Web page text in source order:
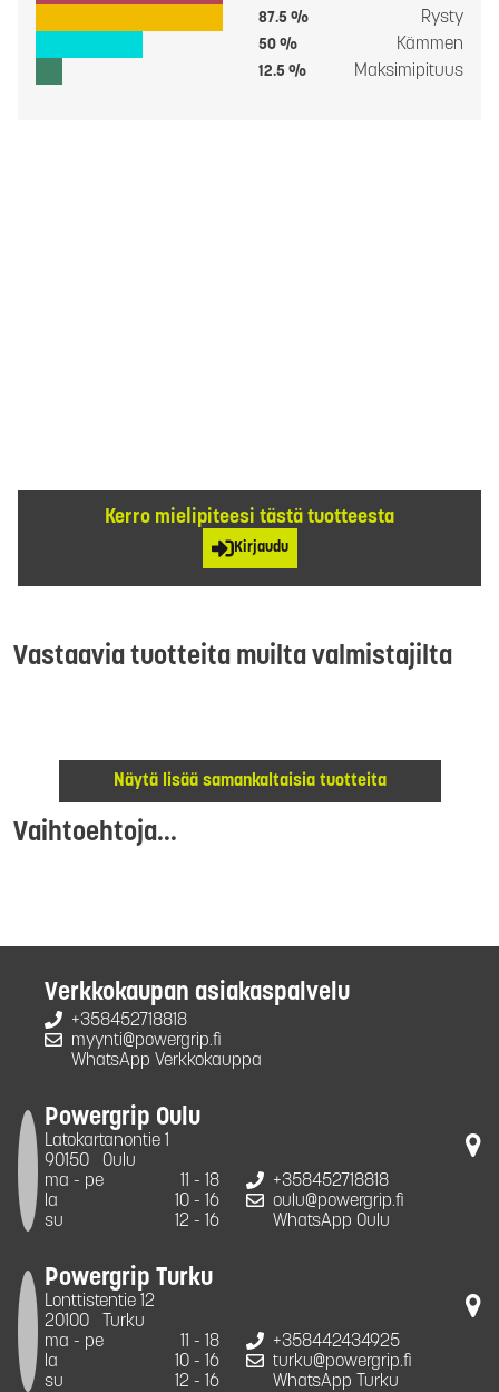
87.5 % Rysty
50 % Kämmen
12.5 % Maksimipituus
Kerro mielipiteesi tästä tuotteesta
Kirjaudu
Vastaavia tuotteita muilta valmistajilta
Näytä lisää samankaltaisia tuotteita
Vaihtoehtoja...
Verkkokaupan asiakaspalvelu
+358452718818
myynti@powergrip.fi
WhatsApp Verkkokauppa
Powergrip Oulu
Latokartanontie 1
90150
Oulu
ma - pe
11 - 18
la
10 - 16
su
12 - 16
+358452718818
oulu@powergrip.fi
WhatsApp Oulu
Powergrip Turku
Lonttistentie 12
20100
Turku
ma - pe
11 - 18
la
10 - 16
su
12 - 16
+358442434925
turku@powergrip.fi
WhatsApp Turku